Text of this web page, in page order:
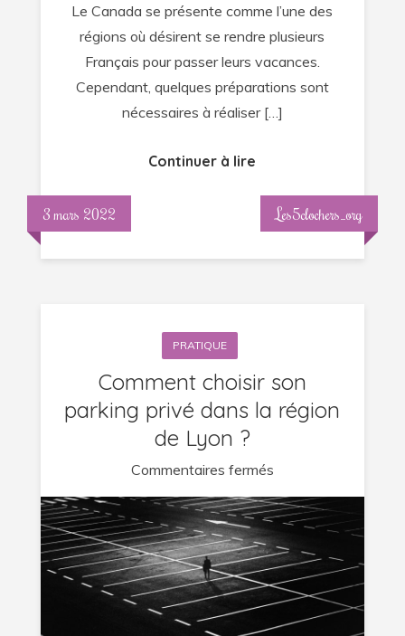
Canada
?
Le Canada se présente comme l’une des
régions où désirent se rendre plusieurs
Français pour passer leurs vacances.
Cependant, quelques préparations sont
nécessaires à réaliser […]
Continuer à lire
3 mars 2022 Les5clochers_org
PRATIQUE
Comment choisir son
parking privé dans la région
de Lyon ?
Commentaires ferméssur
Comment
choisir
son
parking
privé
dans